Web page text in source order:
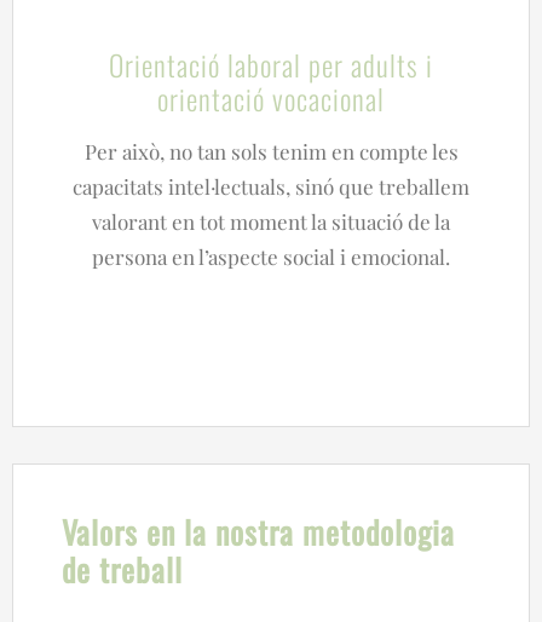
Orientació laboral per adults i
orientació vocacional
Per això, no tan sols tenim en compte les
capacitats intel·lectuals, sinó que treballem
valorant en tot moment la situació de la
persona en l’aspecte social i emocional.
Valors en la nostra metodologia
de treball